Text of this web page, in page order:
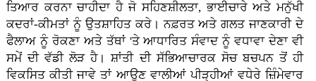
ਤਿਆਰ ਕਰਨਾ ਚਾਹੀਦਾ ਹੈ ਜੋ ਸਹਿਣਸ਼ੀਲਤਾ, ਭਾਈਚਾਰੇ ਅਤੇ ਮਨੁੱਖੀ
ਕਦਰਾਂ-ਕੀਮਤਾਂ ਨੂੰ ਉਤਸ਼ਾਹਿਤ ਕਰੇ। ਨਫ਼ਰਤ ਅਤੇ ਗਲਤ ਜਾਣਕਾਰੀ ਦੇ
ਫੈਲਾਅ ਨੂੰ ਰੋਕਣਾ ਅਤੇ ਤੱਥਾਂ 'ਤੇ ਆਧਾਰਿਤ ਸੰਵਾਦ ਨੂੰ ਵਧਾਵਾ ਦੇਣਾ ਵੀ
ਸਮੇਂ ਦੀ ਵੱਡੀ ਲੋੜ ਹੈ। ਸ਼ਾਂਤੀ ਦੀ ਸੱਭਿਆਚਾਰਕ ਸੋਚ ਬਚਪਨ ਤੋਂ ਹੀ
ਵਿਕਸਿਤ ਕੀਤੀ ਜਾਵੇ ਤਾਂ ਆਉਣ ਵਾਲੀਆਂ ਪੀੜ੍ਹੀਆਂ ਵਧੇਰੇ ਜ਼ਿੰਮੇਵਾਰ